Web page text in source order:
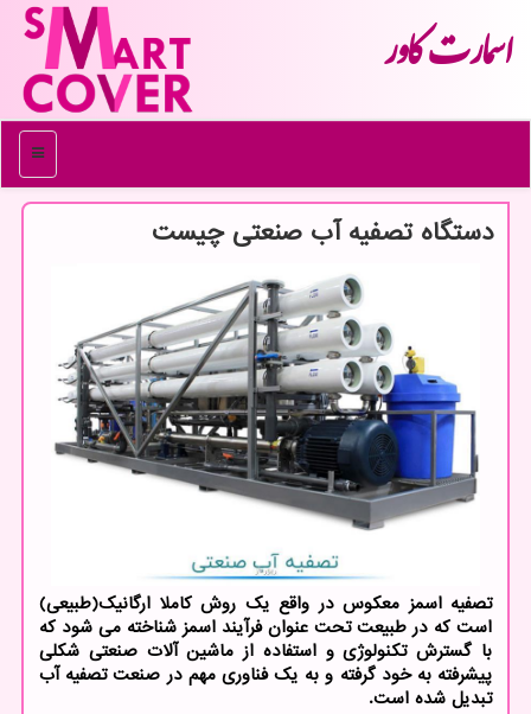
اسمارت كاور
منو
دستگاه تصفیه آب صنعتی چیست
تصفیه اسمز معکوس در واقع یک روش کاملا ارگانیک(طبیعی)
است که در طبیعت تحت عنوان فرآیند اسمز شناخته می شود که
با گسترش تکنولوژی و استفاده از ماشین آلات صنعتی شکلی
پیشرفته به خود گرفته و به یک فناوری مهم در صنعت تصفیه آب
تبدیل شده است.